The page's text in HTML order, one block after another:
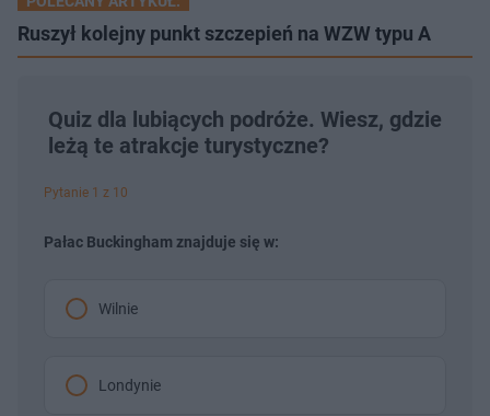
Ruszył kolejny punkt szczepień na WZW typu A
Quiz dla lubiących podróże. Wiesz, gdzie
leżą te atrakcje turystyczne?
Pytanie 1 z 10
Pałac Buckingham znajduje się w:
Wilnie
Londynie